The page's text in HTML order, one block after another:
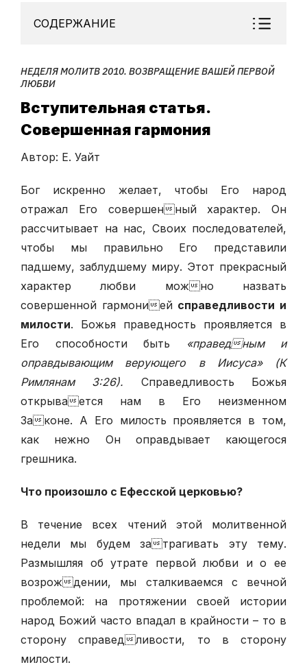
СОДЕРЖАНИЕ
НЕДЕЛЯ МОЛИТВ 2010. ВОЗВРАЩЕНИЕ ВАШЕЙ ПЕРВОЙ
ЛЮБВИ
Вступительная статья.
Совершенная гармония
Автор: Е. Уайт
Бог искренно желает, чтобы Его народ
отражал Его совершенный характер. Он
рассчитывает на нас, Своих последователей,
чтобы мы правильно Его представили
падшему, заблудшему миру. Этот прекрасный
характер любви можно назвать
совершенной гармонией справедливости и
милости. Божья праведность проявляется в
Его способности быть
«праведным и
оправдывающим верующего в Иисуса» (К
Римлянам 3:26). Справедливость Божья
открывается нам в Его неизменном
Законе. А Его милость проявляется в том,
как нежно Он оправдывает кающегося
грешника.
Что произошло с Ефесской церковью?
В течение всех чтений этой молитвенной
недели мы будем затрагивать эту тему.
Размышляя об утрате первой любви и о ее
возрождении, мы сталкиваемся с вечной
проблемой: на протяжении своей истории
народ Божий часто впадал в крайности – то в
сторону справедливости, то в сторону
милости.